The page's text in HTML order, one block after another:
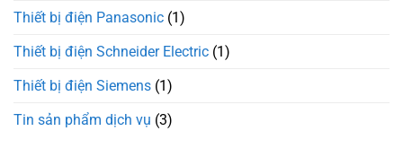
Thiết bị điện Panasonic (1)
Thiết bị điện Schneider Electric (1)
Thiết bị điện Siemens (1)
Tin sản phẩm dịch vụ (3)